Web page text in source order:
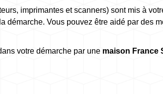
imprimantes et scanners) sont mis à
démarche. Vous pouvez être aidé par des
votre démarche par une maison France